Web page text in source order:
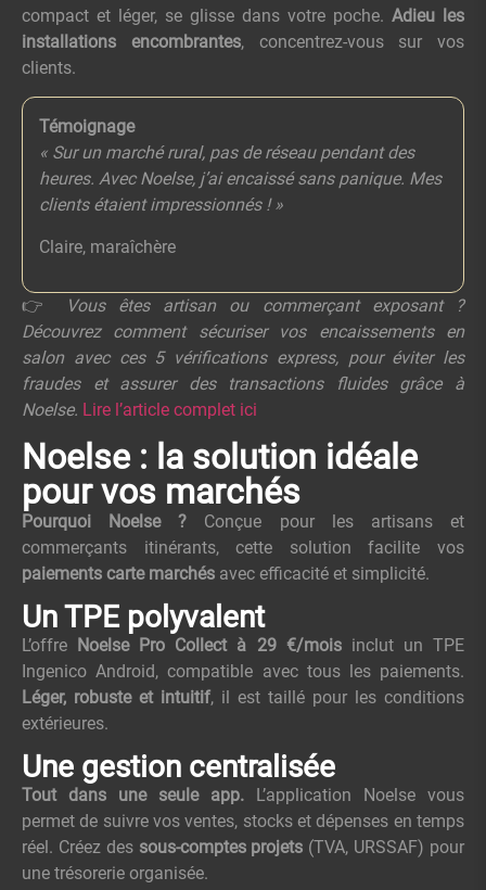
compact et léger, se glisse dans votre poche. Adieu les
installations encombrantes, concentrez-vous sur vos
clients.
Témoignage
« Sur un marché rural, pas de réseau pendant des
heures. Avec Noelse, j’ai encaissé sans panique. Mes
clients étaient impressionnés ! »
Claire, maraîchère
👉
Vous êtes artisan ou commerçant exposant ?
Découvrez comment sécuriser vos encaissements en
salon avec ces 5 vérifications express, pour éviter les
fraudes et assurer des transactions fluides grâce à
Noelse. Lire l’article complet ici
Noelse : la solution idéale
pour vos marchés
Pourquoi Noelse ? Conçue pour les artisans et
commerçants itinérants, cette solution facilite vos
paiements carte marchés avec efficacité et simplicité.
Un TPE polyvalent
L’offre Noelse Pro Collect à 29 €/moisinclut un TPE
Ingenico Android, compatible avec tous les paiements.
Léger, robuste et intuitif, il est taillé pour les conditions
extérieures.
Une gestion centralisée
Tout dans une seule app. L’application Noelse vous
permet de suivre vos ventes, stocks et dépenses en temps
réel. Créez des sous-comptes projets (TVA, URSSAF) pour
une trésorerie organisée.